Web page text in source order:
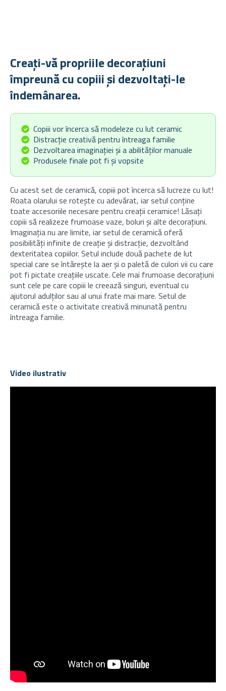
Creați-vă propriile decorațiuni
împreună cu copiii și dezvoltați-le
îndemânarea.
Copiii vor încerca să modeleze cu lut ceramic
Distracție creativă pentru întreaga familie
Dezvoltarea imaginației și a abilităților manuale
Produsele finale pot fi și vopsite
Cu acest set de ceramică, copiii pot încerca să lucreze cu lut!
Roata olarului se rotește cu adevărat, iar setul conține
toate accesoriile necesare pentru creații ceramice! Lăsați
copiii să realizeze frumoase vaze, boluri și alte decorațiuni.
Imaginația nu are limite, iar setul de ceramică oferă
posibilități infinite de creație și distracție, dezvoltând
dexteritatea copiilor. Setul include două pachete de lut
special care se întărește la aer și o paletă de culori vii cu care
pot fi pictate creațiile uscate. Cele mai frumoase decorațiuni
sunt cele pe care copiii le creează singuri, eventual cu
ajutorul adulților sau al unui frate mai mare. Setul de
ceramică este o activitate creativă minunată pentru
întreaga familie.
Video ilustrativ